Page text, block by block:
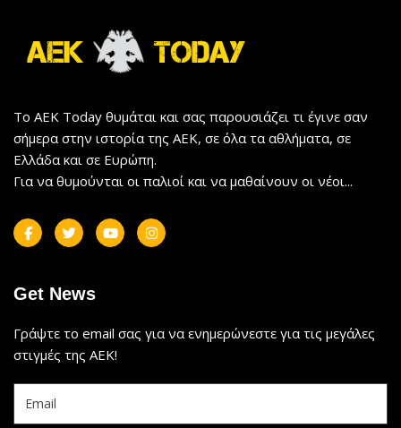
Το AEK Today θυμάται και σας παρουσιάζει τι έγινε σαν
σήμερα στην ιστορία της ΑΕΚ, σε όλα τα αθλήματα, σε
Ελλάδα και σε Ευρώπη.
Για να θυμούνται οι παλιοί και να μαθαίνουν οι νέοι...
Get News
Γράψτε το email σας για να ενημερώνεστε για τις μεγάλες
στιγμές της ΑΕΚ!